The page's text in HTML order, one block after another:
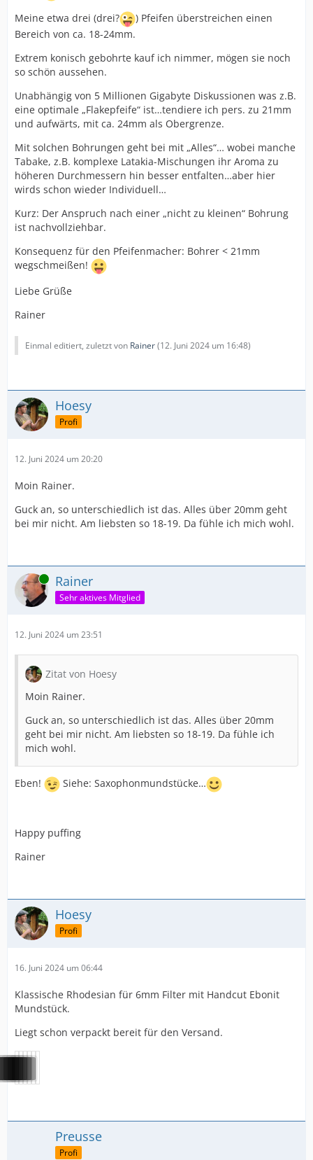
Meine etwa drei (drei?
) Pfeifen überstreichen einen
Bereich von ca. 18-24mm.
Extrem konisch gebohrte kauf ich nimmer, mögen sie noch
so schön aussehen.
Unabhängig von 5 Millionen Gigabyte Diskussionen was z.B.
eine optimale „Flakepfeife“ ist…tendiere ich pers. zu 21mm
und aufwärts, mit ca. 24mm als Obergrenze.
Mit solchen Bohrungen geht bei mit „Alles“… wobei manche
Tabake, z.B. komplexe Latakia-Mischungen ihr Aroma zu
höheren Durchmessern hin besser entfalten…aber hier
wirds schon wieder Individuell…
Kurz: Der Anspruch nach einer „nicht zu kleinen“ Bohrung
ist nachvollziehbar.
Konsequenz für den Pfeifenmacher: Bohrer < 21mm
wegschmeißen!
Liebe Grüße
Rainer
Einmal editiert, zuletzt von Rainer(12. Juni 2024 um 16:48)
Hoesy
Profi
12. Juni 2024 um 20:20
Moin Rainer.
Guck an, so unterschiedlich ist das. Alles über 20mm geht
bei mir nicht. Am liebsten so 18-19. Da fühle ich mich wohl.
Online Rainer
Sehr aktives Mitglied
12. Juni 2024 um 23:51
Zitat von Hoesy
Moin Rainer.
Guck an, so unterschiedlich ist das. Alles über 20mm
geht bei mir nicht. Am liebsten so 18-19. Da fühle ich
mich wohl.
Eben! Siehe: Saxophonmundstücke…
Happy puffing
Rainer
Hoesy
Profi
16. Juni 2024 um 06:44
Klassische Rhodesian für 6mm Filter mit Handcut Ebonit
Mundstück.
Liegt schon verpackt bereit für den Versand.
Preusse
Profi